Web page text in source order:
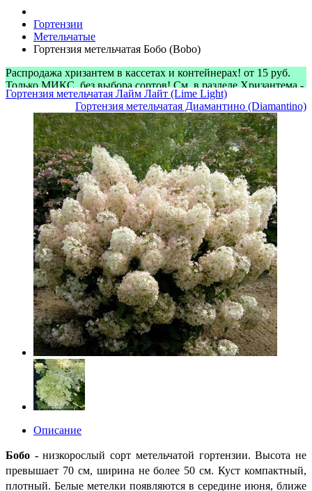
Гортензии
Метельчатые
Гортензия метельчатая Бобо (Bobo)
Распродажа хризантем в кассетах и контейнерах! от 15 руб.
Только МИКС, без выбора сортов! См. в разделе Хризантема -
> Микс-наборы
Гортензия метельчатая Лайм Лайт (Lime Light)
Гортензия метельчатая Диамантино (Diamantino)
Описание
Бобо -низкорослый сорт метельчатой гортензии. Высота не
превышает 70 см, ширина не более 50 см. Куст компактный,
плотный. Белые метелки появляются в середине июня, ближе